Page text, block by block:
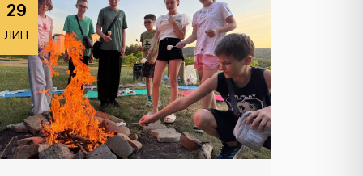
29
ЛИП